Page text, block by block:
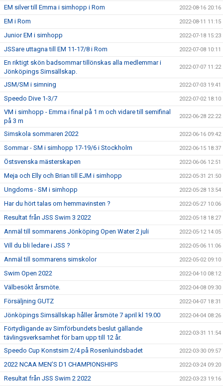
EM silver till Emma i simhopp i Rom 2022-08-16 20:16
EM i Rom 2022-08-11 11:15
Junior EM i simhopp 2022-07-18 15:23
JSSare uttagna till EM 11-17/8 i Rom 2022-07-08 10:11
En riktigt skön badsommar tillönskas alla medlemmar i
Jönköpings Simsällskap.
2022-07-07 11:22
JSM/SM i simning 2022-07-03 19:41
Speedo Dive 1-3/7 2022-07-02 18:10
VM i simhopp - Emma i final på 1 m och vidare till semifinal
på 3 m
2022-06-28 22:22
Simskola sommaren 2022 2022-06-16 09:42
Sommar - SM i simhopp 17-19/6 i Stockholm 2022-06-15 18:37
Östsvenska mästerskapen 2022-06-06 12:51
Meja och Elly och Brian till EJM i simhopp 2022-05-31 21:50
Ungdoms - SM i simhopp 2022-05-28 13:54
Har du hört talas om hemmavinsten ? 2022-05-27 10:06
Resultat från JSS Swim 3 2022 2022-05-18 18:27
Anmäl till sommarens Jönköping Open Water 2 juli 2022-05-12 14:05
Vill du bli ledare i JSS ? 2022-05-06 11:06
Anmäl till sommarens simskolor 2022-05-02 09:10
Swim Open 2022 2022-04-10 08:12
Välbesökt årsmöte. 2022-04-08 09:30
Försäljning GUTZ 2022-04-07 18:31
Jönköpings Simsällskap håller årsmöte 7 april kl 19.00 2022-04-04 08:26
Förtydligande av Simförbundets beslut gällande
tävlingsverksamhet för barn upp till 12 år.
2022-03-31 11:54
Speedo Cup Konstsim 2/4 på Rosenluindsbadet 2022-03-30 09:57
2022 NCAA MEN’S D1 CHAMPIONSHIPS 2022-03-24 09:20
Resultat från JSS Swim 2 2022 2022-03-23 19:16